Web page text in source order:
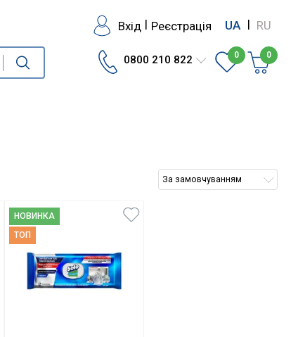
Вхід | Реєстрація UA | RU
0800 210 822 0 0
За замовчуванням
НОВИНКА
ТОП